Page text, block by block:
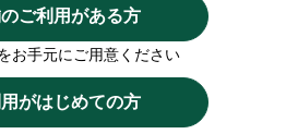
ご利用がある方
お手元にご用意ください
がはじめての方